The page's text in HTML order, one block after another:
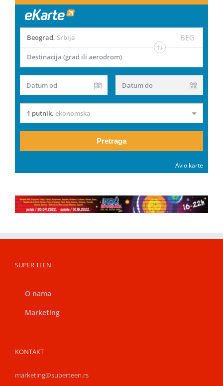
Beograd, Srbija BEG
Destinacija (grad ili aerodrom)
Datum od Datum do
1 putnik, ekonomska
Pretraga
Avio karte
SUPER TEEN
O nama
Marketing
KONTAKT
marketing@superteen.rs